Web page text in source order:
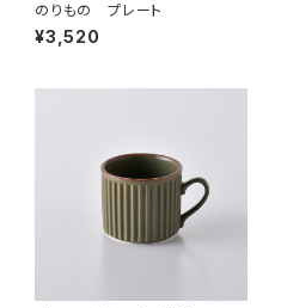
のりもの プレート
¥3,520